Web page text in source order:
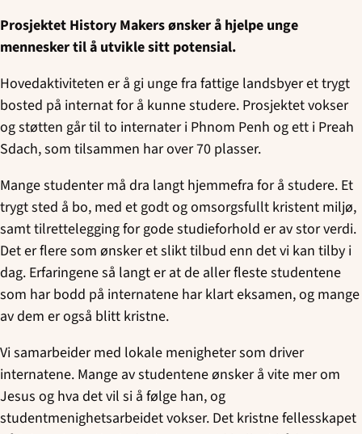
Prosjektet History Makers ønsker å hjelpe unge
mennesker til å utvikle sitt potensial.
Hovedaktiviteten er å gi unge fra fattige landsbyer et trygt
bosted på internat for å kunne studere. Prosjektet vokser
og støtten går til to internater i Phnom Penh og ett i Preah
Sdach, som tilsammen har over 70 plasser.
Mange studenter må dra langt hjemmefra for å studere. Et
trygt sted å bo, med et godt og omsorgsfullt kristent miljø,
samt tilrettelegging for gode studieforhold er av stor verdi.
Det er flere som ønsker et slikt tilbud enn det vi kan tilby i
dag. Erfaringene så langt er at de aller fleste studentene
som har bodd på internatene har klart eksamen, og mange
av dem er også blitt kristne.
Vi samarbeider med lokale menigheter som driver
internatene. Mange av studentene ønsker å vite mer om
Jesus og hva det vil si å følge han, og
studentmenighetsarbeidet vokser. Det kristne fellesskapet